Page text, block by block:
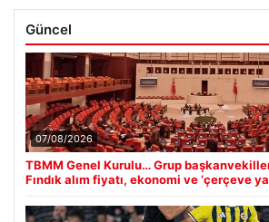
Güncel
07/08/2026
TBMM Genel Kurulu… Grup
Fındık alım fiyatı, ekonomi ve ‘çerçeve